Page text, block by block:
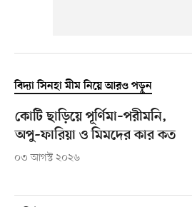
বিদ্যা সিনহা মীম নিয়ে আরও পড়ুন
কোটি ছাড়িয়ে পূর্ণিমা–পরীমনি,
অপু–ফারিয়া ও মিমদের কার কত
০৩ আগস্ট ২০২৬